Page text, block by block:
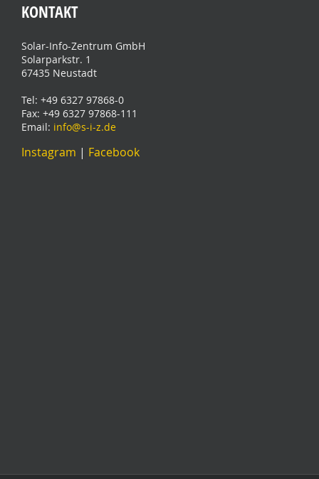
KONTAKT
Solar-Info-Zentrum GmbH
Solarparkstr. 1
67435 Neustadt
Tel: +49 6327 97868-0
Fax: +49 6327 97868-111
Email: info@s-i-z.de
Instagram | Facebook